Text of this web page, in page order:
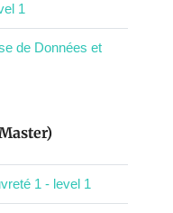
1
de Données et
1 - level 1